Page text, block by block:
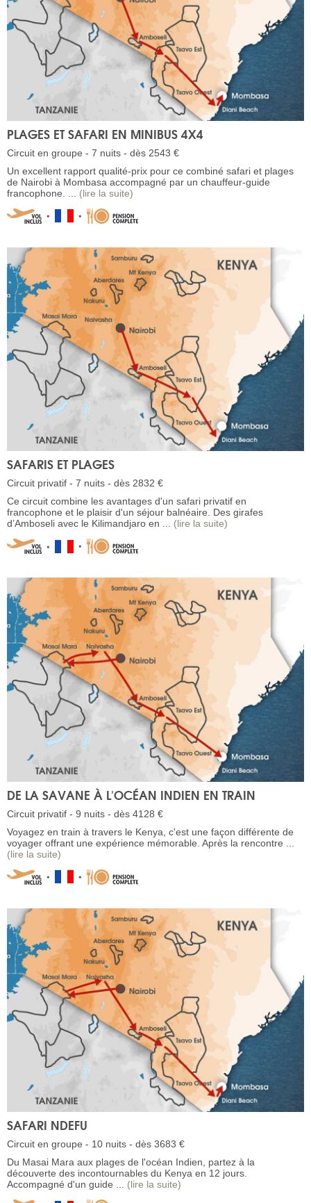
PLAGES ET SAFARI EN MINIBUS 4X4
Circuit en groupe - 7 nuits - dès 2543 €
Un excellent rapport qualité-prix pour ce combiné safari et plages
de Nairobi à Mombasa accompagné par un chauffeur-guide
francophone. ... (lire la suite)
SAFARIS ET PLAGES
Circuit privatif - 7 nuits - dès 2832 €
Ce circuit combine les avantages d'un safari privatif en
francophone et le plaisir d'un séjour balnéaire. Des girafes
d’Amboseli avec le Kilimandjaro en ... (lire la suite)
DE LA SAVANE À L'OCÉAN INDIEN EN TRAIN
Circuit privatif - 9 nuits - dès 4128 €
Voyagez en train à travers le Kenya, c'est une façon différente de
voyager offrant une expérience mémorable. Après la rencontre ...
(lire la suite)
SAFARI NDEFU
Circuit en groupe - 10 nuits - dès 3683 €
Du Masai Mara aux plages de l'océan Indien, partez à la
découverte des incontournables du Kenya en 12 jours.
Accompagné d'un guide ... (lire la suite)